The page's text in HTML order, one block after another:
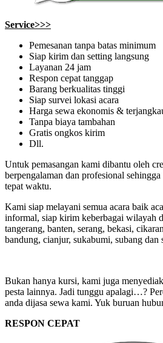
Service>>>
Pemesanan tanpa batas minimum
Siap kirim dan setting langsung
Layanan 24 jam
Respon cepat tanggap
Barang berkualitas tinggi
Siap survei lokasi acara
Harga sewa ekonomis &
Tanpa biaya tambahan
Gratis ongkos kirim
Dll.
Untuk pemasangan kami dibantu oleh
berpengalaman dan profesional
tepat waktu.
Kami siap melayani semua acara baik
informal, siap kirim keberbagai wilayah
tangerang, banten, serang, bekasi,
bandung, cianjur, sukabumi, subang dan
Bukan hanya kursi, kami juga
pesta lainnya. Jadi tunggu apalagi…?
anda dijasa sewa kami. Yuk buruan
RESPON CEPAT